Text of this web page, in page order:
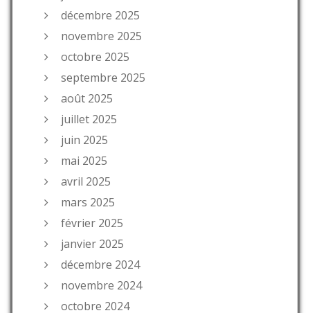
décembre 2025
novembre 2025
octobre 2025
septembre 2025
août 2025
juillet 2025
juin 2025
mai 2025
avril 2025
mars 2025
février 2025
janvier 2025
décembre 2024
novembre 2024
octobre 2024